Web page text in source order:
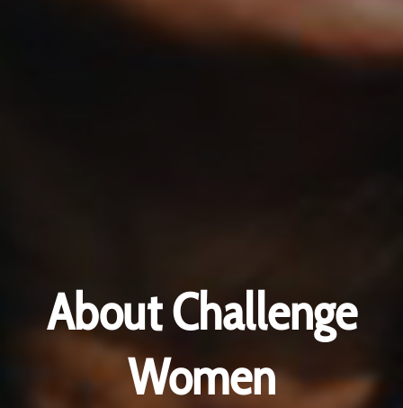
About Challenge
Women